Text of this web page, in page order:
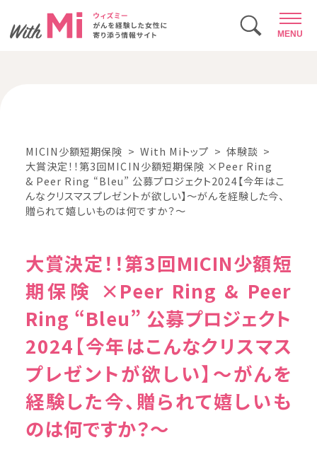
MENU
MICIN少額短期保険 With Miトップ
体験談
大賞決定！！第3回MICIN少額短期保険 ×Peer Ring
& Peer Ring “Bleu” 公募プロジェクト2024【今年はこ
んなクリスマスプレゼントが欲しい】～がんを経験した今、
贈られて嬉しいものは何ですか？～
大賞決定！！第3回MICIN少額短
期保険 ×Peer Ring & Peer
Ring “Bleu” 公募プロジェクト
2024【今年はこんなクリスマス
プレゼントが欲しい】～がんを
経験した今、贈られて嬉しいも
のは何ですか？～